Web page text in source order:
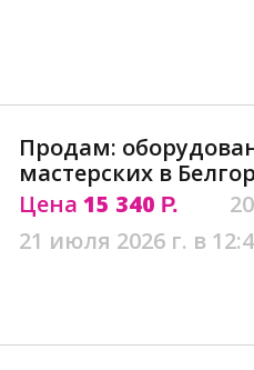
Продам:
мастерских в
Цена 15 340 Р.
21 июля 2026 г. в